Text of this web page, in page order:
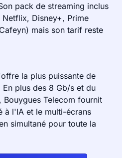
pack de streaming inclus
Disney+, Prime
mais son tarif reste
la plus puissante de
En plus des 8 Gb/s et du
Telecom fournit
à l'IA et le multi-écrans
simultané pour toute la